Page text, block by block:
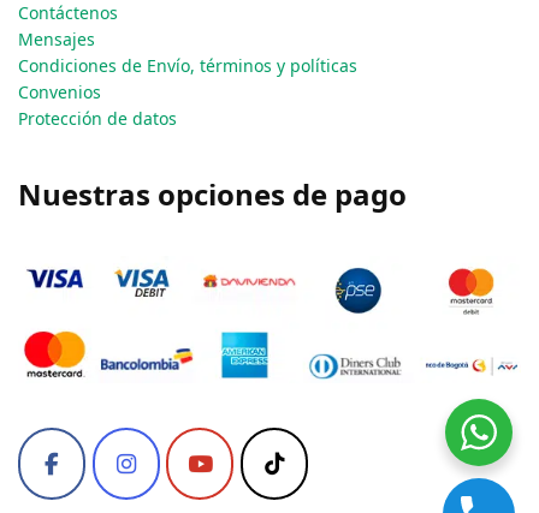
Contáctenos
Mensajes
Condiciones de Envío, términos y políticas
Convenios
Protección de datos
Nuestras opciones de pago